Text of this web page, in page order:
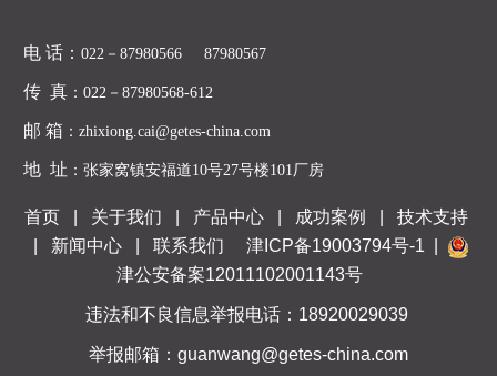
电 话： 022－87980566 87980567
传 真：022－87980568-612
邮 箱 ：zhixiong.cai@getes-china.com
地 址 ：张家窝镇安福道10号27号楼101厂房
首页 关于我们 产品中心 成功案例
技术支持
新闻中心| 联系我们 津ICP备19003794号-1
津公安备案12011102001143号
违法和不良信息举报电话：18920029039
举报邮箱：guanwang@getes-china.com